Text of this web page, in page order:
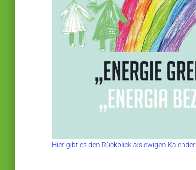
Hier gibt es den Rückblick als ewigen Kalender